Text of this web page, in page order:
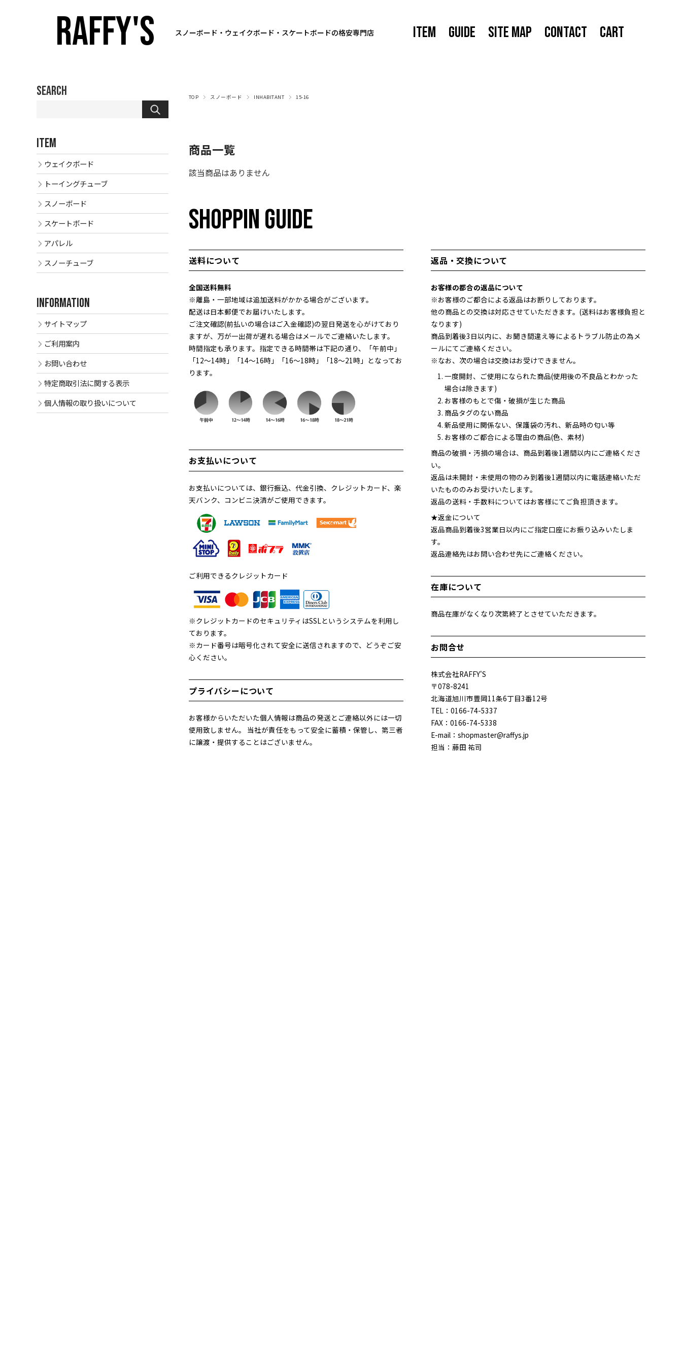
スノーボード・ウェイクボード・スケートボードの格安専門店
RAFFY'S ITEM GUIDE SITE MAP CONTACT CART
TOP スノーボード INHABITANT 15-16
商品一覧
該当商品はありません
SHOPPIN GUIDE
送料について
全国送料無料
※離島・一部地域は追加送料がかかる場合がございます。
配送は日本郵便でお届けいたします。
ご注文確認(前払いの場合はご入金確認)の翌日発送を心がけており
ますが、万が一出荷が遅れる場合はメールでご連絡いたします。
時間指定も承ります。指定できる時間帯は下記の通り、「午前中」
「12～14時」「14～16時」「16～18時」「18～21時」となってお
ります。
お支払いについて
お支払いについては、銀行振込、代金引換、クレジットカード、楽
天バンク、コンビニ決済がご使用できます。
ご利用できるクレジットカード
※クレジットカードのセキュリティはSSLというシステムを利用し
ております。
※カード番号は暗号化されて安全に送信されますので、どうぞご安
心ください。
プライバシーについて
お客様からいただいた個人情報は商品の発送とご連絡以外には一切
使用致しません。 当社が責任をもって安全に蓄積・保管し、第三者
に譲渡・提供することはございません。
返品・交換について
お客様の都合の返品について
※お客様のご都合による返品はお断りしております。
他の商品との交換は対応させていただきます。(送料はお客様負担と
なります)
商品到着後3日以内に、お聞き間違え等によるトラブル防止の為メ
ールにてご連絡ください。
※なお、次の場合は交換はお受けできません。
一度開封、ご使用になられた商品(使用後の不良品とわかった
場合は除きます)
お客様のもとで傷・破損が生じた商品
商品タグのない商品
新品使用に関係ない、保護袋の汚れ、新品時の匂い等
お客様のご都合による理由の商品(色、素材)
商品の破損・汚損の場合は、商品到着後1週間以内にご連絡くださ
い。
返品は未開封・未使用の物のみ到着後1週間以内に電話連絡いただ
いたもののみお受けいたします。
返品の送料・手数料についてはお客様にてご負担頂きます。
★返金について
返品商品到着後3営業日以内にご指定口座にお振り込みいたしま
す。
返品連絡先はお問い合わせ先にご連絡ください。
在庫について
商品在庫がなくなり次第終了とさせていただきます。
お問合せ
株式会社RAFFY'S
〒078-8241
北海道旭川市豊岡11条6丁目3番12号
TEL：0166-74-5337
FAX：0166-74-5338
E-mail：shopmaster@raffys.jp
担当：藤田 祐司
SEARCH
ITEM
ウェイクボード
トーイングチューブ
スノーボード
スケートボード
アパレル
スノーチューブ
INFORMATION
サイトマップ
ご利用案内
お問い合わせ
特定商取引法に関する表示
個人情報の取り扱いについて